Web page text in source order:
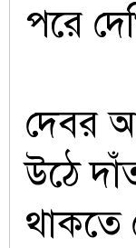
পরে
দেবর
উঠে
থাকতে